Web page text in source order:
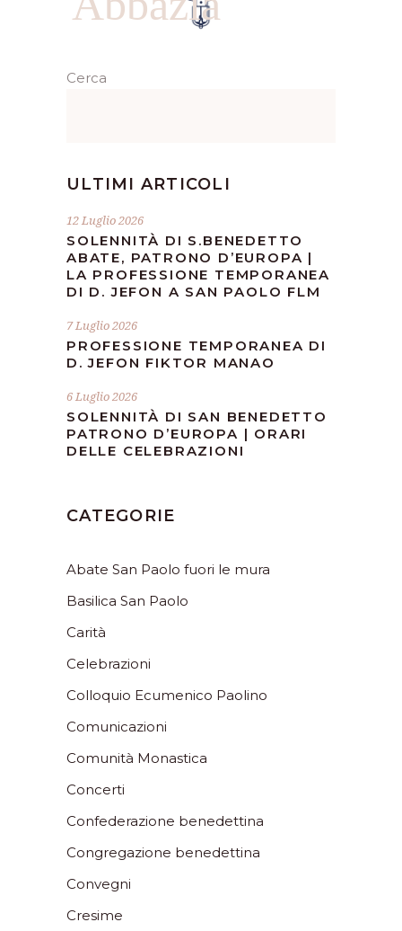
Cerca
ULTIMI ARTICOLI
12 Luglio 2026
SOLENNITÀ DI S.BENEDETTO
ABATE, PATRONO D’EUROPA |
LA PROFESSIONE TEMPORANEA
DI D. JEFON A SAN PAOLO FLM
7 Luglio 2026
PROFESSIONE TEMPORANEA DI
D. JEFON FIKTOR MANAO
6 Luglio 2026
SOLENNITÀ DI SAN BENEDETTO
PATRONO D’EUROPA | ORARI
DELLE CELEBRAZIONI
CATEGORIE
Abate San Paolo fuori le mura
Basilica San Paolo
Carità
Celebrazioni
Colloquio Ecumenico Paolino
Comunicazioni
Comunità Monastica
Concerti
Confederazione benedettina
Congregazione benedettina
Convegni
Cresime